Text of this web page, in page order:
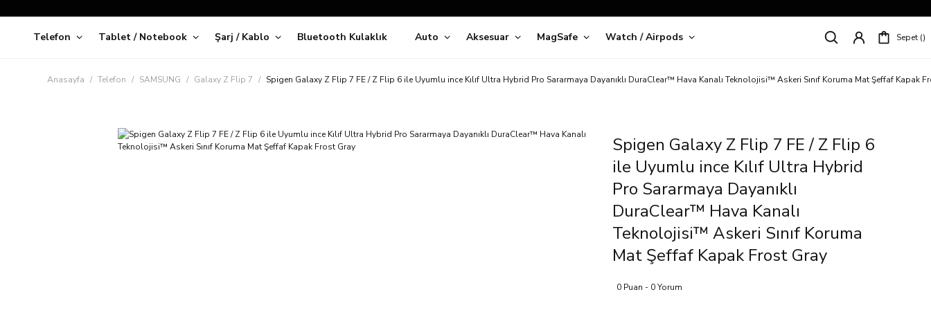
Siparişleriniz
5 İş Günü İçerisinde Kargoda!
Kapıda Ödeme Kolaylığı, Kredi Kartı ile Taksitli Hızlı ve Güvenli Alışveriş!
Süper İndirimli Fiyatlar
Telefon Tablet / Notebook Şarj / Kablo Bluetooth Kulaklık Auto Aksesuar MagSafe Watch / Airpods Sepet
Anasayfa Telefon SAMSUNG Galaxy Z Flip 7 Spigen Galaxy Z Flip 7 FE / Z Flip 6 ile Uyumlu ince Kılıf Ultra Hybrid Pro Sararmaya Dayanıklı DuraClear™ Hava Kanalı Teknolojisi™ Askeri Sınıf Koruma Mat Şeffaf Kapak
Spigen Galaxy Z Flip 7 FE / Z Flip 6
ile Uyumlu ince Kılıf Ultra Hybrid
Pro Sararmaya Dayanıklı
DuraClear™ Hava Kanalı
Teknolojisi™ Askeri Sınıf Koruma
Mat Şeffaf Kapak Frost Gray
0 Puan - 0 Yorum